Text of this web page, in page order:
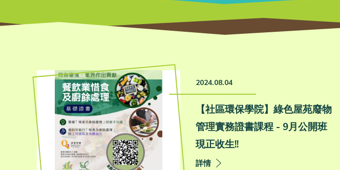
2024.08.04
【社區環保學院】綠色屋苑廢物
管理實務證書課程 - 9月公開班
現正收生!!
詳情